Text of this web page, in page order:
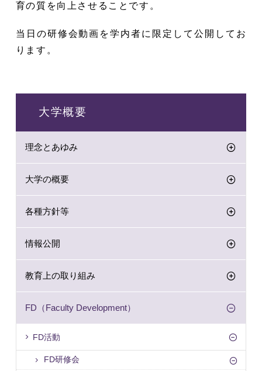
育の質を向上させることです。
当日の研修会動画を学内者に限定して公開してお
ります。
大学概要
理念とあゆみ
大学の概要
各種方針等
情報公開
教育上の取り組み
FD（Faculty Development）
FD活動
FD研修会